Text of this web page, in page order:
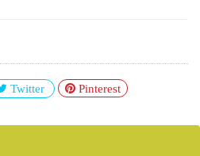
Twitter Pinterest